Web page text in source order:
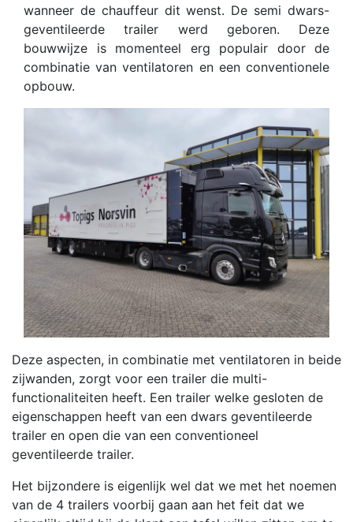
wanneer de chauffeur dit wenst. De semi dwars-
geventileerde trailer werd geboren. Deze
bouwwijze is momenteel erg populair door de
combinatie van ventilatoren en een conventionele
opbouw.
Deze aspecten, in combinatie met ventilatoren in beide
zijwanden, zorgt voor een trailer die multi-
functionaliteiten heeft. Een trailer welke gesloten de
eigenschappen heeft van een dwars geventileerde
trailer en open die van een conventioneel
geventileerde trailer.
Het bijzondere is eigenlijk wel dat we met het noemen
van de 4 trailers voorbij gaan aan het feit dat we